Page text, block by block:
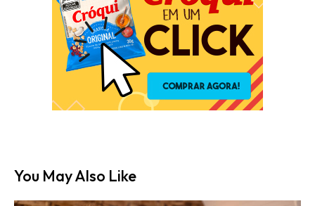
You May Also Like